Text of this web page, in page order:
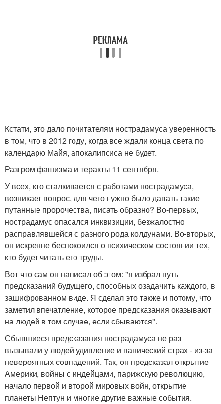
Кстати, это дало почитателям нострадамуса уверенность
в том, что в 2012 году, когда все ждали конца света по
календарю Майя, апокалипсиса не будет.
Разгром фашизма и теракты 11 сентября.
У всех, кто сталкивается с работами нострадамуса,
возникает вопрос, для чего нужно было давать такие
путанные пророчества, писать образно? Во-первых,
нострадамус опасался инквизиции, безжалостно
расправлявшейся с разного рода колдунами. Во-вторых,
он искренне беспокоился о психическом состоянии тех,
кто будет читать его труды.
Вот что сам он написал об этом: "я избрал путь
предсказаний будущего, способных озадачить каждого, в
зашифрованном виде. Я сделал это также и потому, что
заметил впечатление, которое предсказания оказывают
на людей в том случае, если сбываются".
Сбывшиеся предсказания нострадамуса не раз
вызывали у людей удивление и панический страх - из-за
невероятных совпадений. Так, он предсказал открытие
Америки, войны с индейцами, парижскую революцию,
начало первой и второй мировых войн, открытие
планеты Нептун и многие другие важные события.